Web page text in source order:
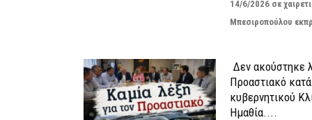
14/6/2026 σε
Μπεσιροπούλου
Δεν ακούστηκε
Προαστιακό
κυβερνητικού
Ημαθία....